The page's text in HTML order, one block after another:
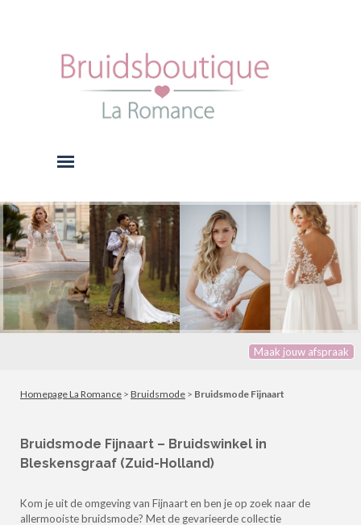
Menu overslaan
Maak jouw afspraak
Homepage La Romance > Bruidsmode > Bruidsmode Fijnaart
Bruidsmode Fijnaart – Bruidswinkel in
Bleskensgraaf (Zuid-Holland)
Kom je uit de omgeving van Fijnaart en ben je op zoek naar de
allermooiste bruidsmode? Met de gevarieerde collectie